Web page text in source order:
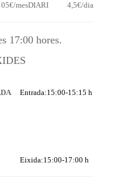
mesDIARI 4,5€/dia
17:00 hores.
Entrada:15:00-15:15 h
Eixida:15:00-17:00 h